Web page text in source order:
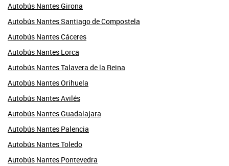
Autobús Nantes Girona
Autobús Nantes Santiago de Compostela
Autobús Nantes Cáceres
Autobús Nantes Lorca
Autobús Nantes Talavera de la Reina
Autobús Nantes Orihuela
Autobús Nantes Avilés
Autobús Nantes Guadalajara
Autobús Nantes Palencia
Autobús Nantes Toledo
Autobús Nantes Pontevedra